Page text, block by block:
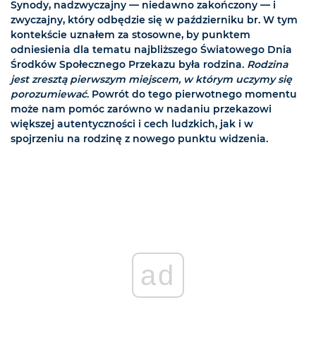
Synody, nadzwyczajny — niedawno zakończony — i
zwyczajny, który odbędzie się w październiku br. W tym
kontekście uznałem za stosowne, by punktem
odniesienia dla tematu najbliższego Światowego Dnia
Środków Społecznego Przekazu była rodzina. Rodzina
jest zresztą pierwszym miejscem, w którym uczymy się
porozumiewać. Powrót do tego pierwotnego momentu
może nam pomóc zarówno w nadaniu przekazowi
większej autentyczności i cech ludzkich, jak i w
spojrzeniu na rodzinę z nowego punktu widzenia.
ad